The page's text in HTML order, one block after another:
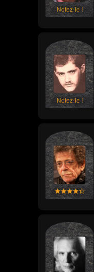
Notez-le !
Notez-le !